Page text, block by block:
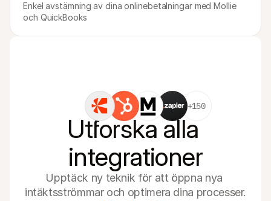
Enkel avstämning av dina onlinebetalningar med Mollie
och QuickBooks
+150
Utforska alla
integrationer
Upptäck ny teknik för att öppna nya
intäktsströmmar och optimera dina processer.